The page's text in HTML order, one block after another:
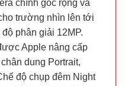
chính góc rộng và
trường nhìn lên tới
phân giải 12MP.
Apple nâng cấp
dung Portrait,
độ chụp đêm Night